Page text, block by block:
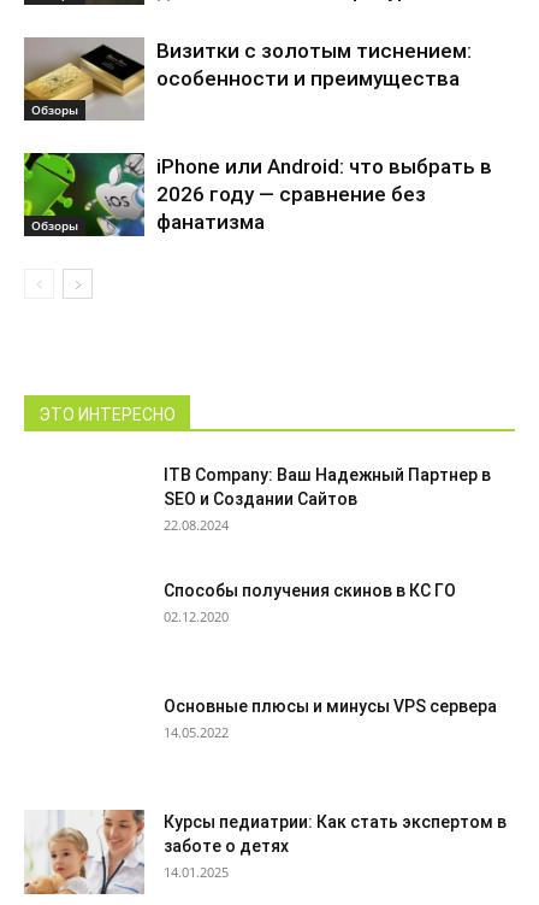
Обзоры
Визитки с золотым тиснением:
особенности и преимущества
Обзоры
iPhone или Android: что выбрать в
2026 году — сравнение без
фанатизма
ЭТО ИНТЕРЕСНО
ITB Company: Ваш Надежный Партнер в
SEO и Создании Сайтов
22.08.2024
Способы получения скинов в КС ГО
02.12.2020
Основные плюсы и минусы VPS сервера
14.05.2022
Курсы педиатрии: Как стать экспертом в
заботе о детях
14.01.2025